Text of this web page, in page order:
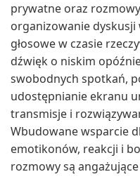
prywatne oraz
organizowanie dyskusji
głosowe w czasie
dźwięk o niskim
swobodnych spotkań,
udostępnianie ekranu
transmisje i
Wbudowane wsparcie
emotikonów, reakcji i
rozmowy są